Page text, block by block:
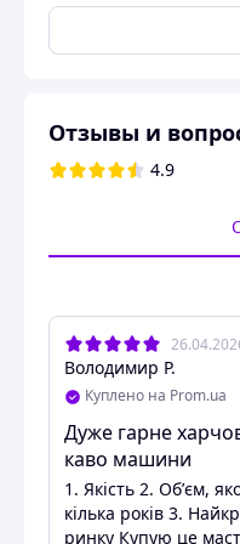
Основные
Консистенция
Страна-производитель
Емкость (вес)
Тип
Многоцелевая,
кофемашины.
устройства,
Отзывы и
4.9
Володимир Р.
Куплено на Prom.ua
Дуже гарне
каво машини
1. Якість 2. Обʼєм,
кілька років 3. Найкраща ціна на
ринку Купую це мастило вже вдруге,